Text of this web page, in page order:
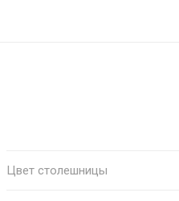
Цвет столешницы